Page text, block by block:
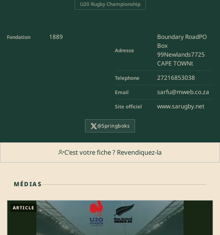
U20 Rugby Championship
Fondation 1889
Adresse
Boundary RoadPO
Box
99Newlands7725
CAPE TOWNt
Telephone 27216853038
Email sarfu@mweb.co.za
Site officiel www.sarugby.net
@Springboks
C'est votre fiche ? Revendiquez-la
MÉDIAS
ARTICLE